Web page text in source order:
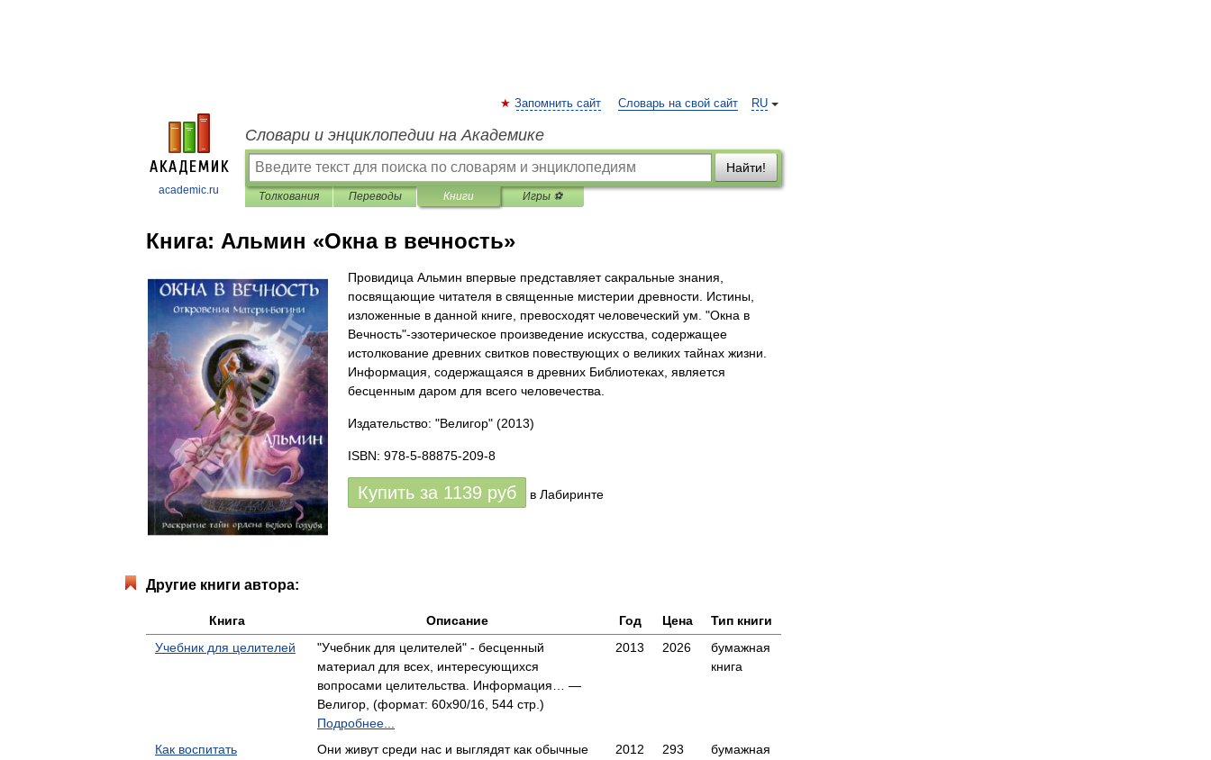
academic.ru
RU
Запомнить сайт Словарь на свой сайт
Словари и энциклопедии на Академике
Найти!
Толкования Переводы Книги Игры ⚽
Книга: Альмин «Окна в вечность»
Провидица Альмин впервые представляет сакральные знания,
посвящающие читателя в священные мистерии древности. Истины,
изложенные в данной книге, превосходят человеческий ум. "Окна в
Вечность"-эзотерическое произведение искусства, содержащее
истолкование древних свитков повествующих о великих тайнах жизни.
Информация, содержащаяся в древних Библиотеках, является
бесценным даром для всего человечества.
Издательство: "Велигор" (2013)
ISBN: 978-5-88875-209-8
Купить за 1139 руб в Лабиринте
Другие книги автора:
Книга Описание Год Цена
Тип книги
Учебник для целителей
"Учебник для целителей" - бесценный
материал для всех, интересующихся
вопросами целительства. Информация… —
Велигор, (формат: 60x90/16, 544 стр.)
Подробнее...
2013 2026
бумажная
книга
Как воспитать
Они живут среди нас и выглядят как обычные
2012 293
бумажная